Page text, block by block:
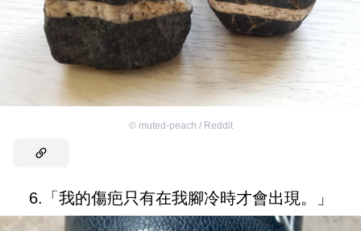
© muted-peach / Reddit
6.「我的傷疤只有在我腳冷時才會出現。」